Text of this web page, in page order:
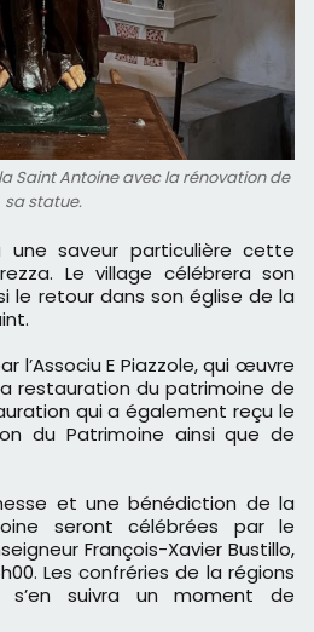
Saint Antoine avec la rénovation de
sa statue.
Le village célébrera son
le retour dans son église de la
l’Associu E Piazzole, qui œuvre
restauration du patrimoine de
qui a également reçu le
du Patrimoine ainsi que de
et une bénédiction de la
seront célébrées par le
François-Xavier Bustillo,
Les confréries de la régions
suivra un moment de